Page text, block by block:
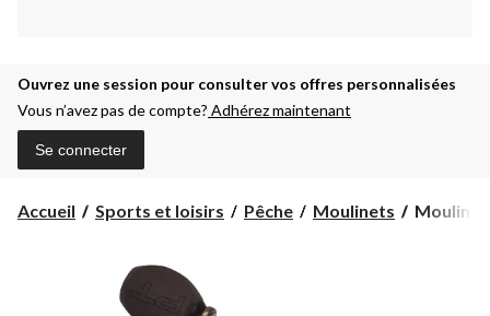
Ouvrez une session pour consulter vos offres personnalisées
Vous n’avez pas de compte? Adhérez maintenant
Se connecter
Accueil Sports et loisirs Pêche Moulinets
Moulinet
Moulinet